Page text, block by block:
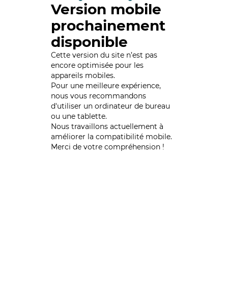
Version mobile
prochainement
disponible
Cette version du site n’est pas
encore optimisée pour les
appareils mobiles.
Pour une meilleure expérience,
nous vous recommandons
d'utiliser un ordinateur de bureau
ou une tablette.
Nous travaillons actuellement à
améliorer la compatibilité mobile.
Merci de votre compréhension !